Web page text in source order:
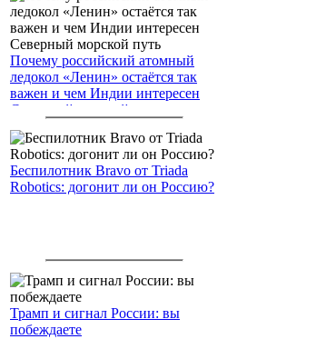
Почему российский атомный
ледокол «Ленин» остаётся так
важен и чем Индии интересен
Северный морской путь
Беспилотник Bravo от Triada
Robotics: догонит ли он Россию?
Трамп и сигнал России: вы
побеждаете